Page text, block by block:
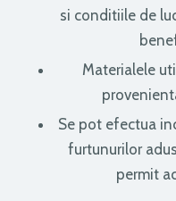
si conditiile de
Materialele
Se pot efectua
furtunurilor
permit